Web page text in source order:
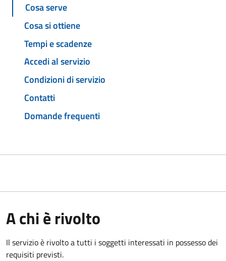
Cosa serve
Cosa si ottiene
Tempi e scadenze
Accedi al servizio
Condizioni di servizio
Contatti
Domande frequenti
A chi è rivolto
Il servizio è rivolto a tutti i soggetti interessati in possesso dei
requisiti previsti.